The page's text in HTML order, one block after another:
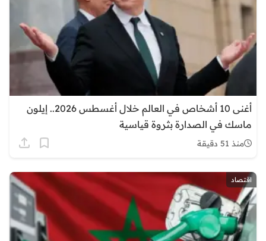
أغنى 10 أشخاص في العالم خلال أغسطس 2026.. إيلون
ماسك في الصدارة بثروة قياسية
منذ 51 دقيقة
اقتصاد